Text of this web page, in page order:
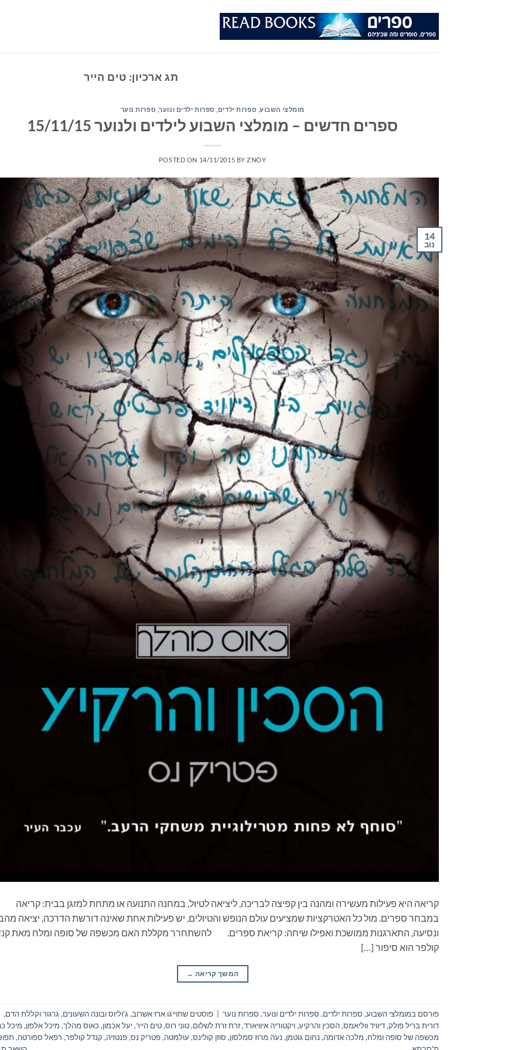
תג ארכיון: טים הייר
מומלצי השבוע, ספרות ילדים ספרות ילדים ונוער, ספרות נוער
ספרים חדשים – מומלצי השבוע לילדים ולנוער 15/11/15
POSTED ON 14/11/2015 BYZNOY
14
נוב
קריאה היא פעילות מעשירה ומהנה בין קפיצה לבריכה, ליציאה לטיול, במחנה התנועה או מתחת למזגן בבית: קריאה
במבחר ספרים. מול כל האטרקציות שמציעים עולם הנופש והטיולים, יש פעילות אחת שאינה דורשת הדרכה, יציאה
ונסיעה, התארגנות ממושכת ואפילו שיחה: קריאת ספרים. להשתחרר מקללת האם מכשפה של סופה ומלח מאת
קולפר הוא סיפור […]
המשך קריאה →
פורסם במומלצי השבוע, ספרות ילדים, ספרות ילדים ונוער, ספרות נוער פוסטים שתוייגו ארז אשרוב, ג'וליוס ובונה השעונים, גרגור וקללת הדם,
דורית בריל פולק,דיוויד ווליאמס,הסכין והרקיע,ויקטוריה איוויארד,זרת זרת לשלום,טוני רוס,טים הייר,יעל אכמון, כאוס מהלך, מיכל אלפון, מיכל
מכשפה של סופה ומלח, מלכה אדומה, נחום גוטמן, נעה מרוז סמלסון, סוזן קולינס, עולמטה,פטריק נס,פנטזיה, קנדל קולפר, רפאל ספורטה,